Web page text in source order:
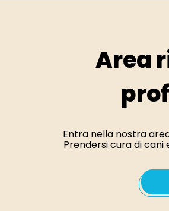
Area
Entra nella nostra
Prendersi cura di